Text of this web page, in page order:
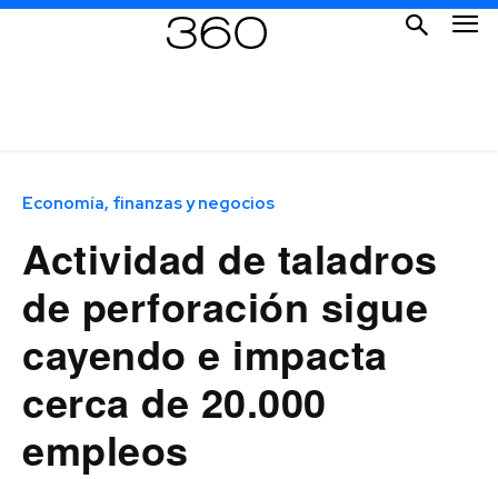
Economía, finanzas y negocios
Actividad de taladros
de perforación sigue
cayendo e impacta
cerca de 20.000
empleos